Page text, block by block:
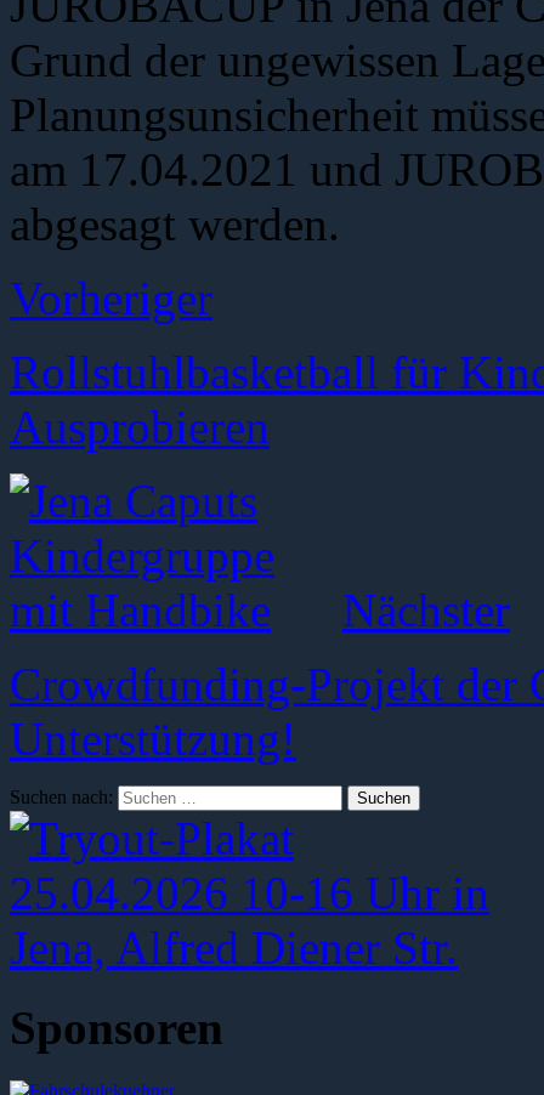
Grund der ungewissen
Planungsunsicherheit
am 17.04.2021 und
abgesagt werden.
Vorheriger
Rollstuhlbasketball für
Ausprobieren
Nächster
Crowdfunding-Projekt der
Unterstützung!
Suchen nach:
Sponsoren